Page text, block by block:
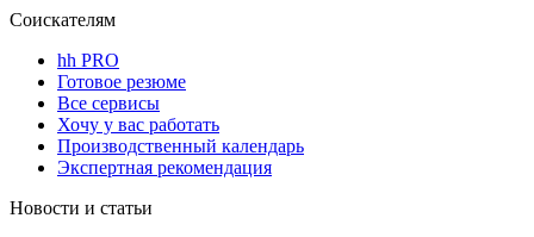
Соискателям
hh PRO
Готовое резюме
Все сервисы
Хочу у вас работать
Производственный календарь
Экспертная рекомендация
Новости и статьи